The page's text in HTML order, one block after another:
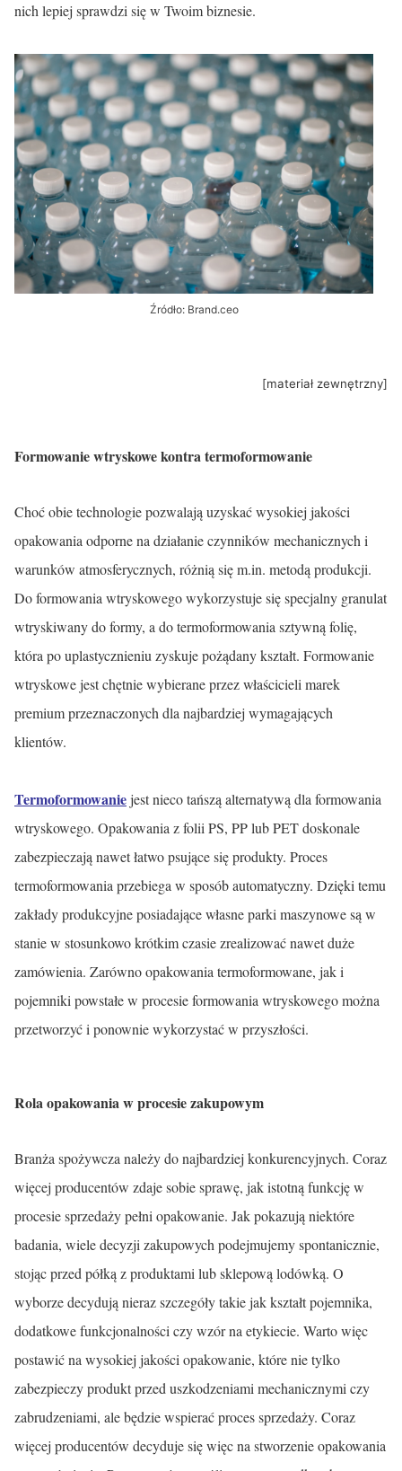
nich lepiej sprawdzi się w Twoim biznesie.
Źródło: Brand.ceo
[materiał zewnętrzny]
Formowanie wtryskowe kontra termoformowanie
Choć obie technologie pozwalają uzyskać wysokiej jakości
opakowania odporne na działanie czynników mechanicznych i
warunków atmosferycznych, różnią się m.in. metodą produkcji.
Do formowania wtryskowego wykorzystuje się specjalny granulat
wtryskiwany do formy, a do termoformowania sztywną folię,
która po uplastycznieniu zyskuje pożądany kształt. Formowanie
wtryskowe jest chętnie wybierane przez właścicieli marek
premium przeznaczonych dla najbardziej wymagających
klientów.
Termoformowaniejest nieco tańszą alternatywą dla formowania
wtryskowego. Opakowania z folii PS, PP lub PET doskonale
zabezpieczają nawet łatwo psujące się produkty. Proces
termoformowania przebiega w sposób automatyczny. Dzięki temu
zakłady produkcyjne posiadające własne parki maszynowe są w
stanie w stosunkowo krótkim czasie zrealizować nawet duże
zamówienia. Zarówno opakowania termoformowane, jak i
pojemniki powstałe w procesie formowania wtryskowego można
przetworzyć i ponownie wykorzystać w przyszłości.
Rola opakowania w procesie zakupowym
Branża spożywcza należy do najbardziej konkurencyjnych. Coraz
więcej producentów zdaje sobie sprawę, jak istotną funkcję w
procesie sprzedaży pełni opakowanie. Jak pokazują niektóre
badania, wiele decyzji zakupowych podejmujemy spontanicznie,
stojąc przed półką z produktami lub sklepową lodówką. O
wyborze decydują nieraz szczegóły takie jak kształt pojemnika,
dodatkowe funkcjonalności czy wzór na etykiecie. Warto więc
postawić na wysokiej jakości opakowanie, które nie tylko
zabezpieczy produkt przed uszkodzeniami mechanicznymi czy
zabrudzeniami, ale będzie wspierać proces sprzedaży. Coraz
więcej producentów decyduje się więc na stworzenie opakowania